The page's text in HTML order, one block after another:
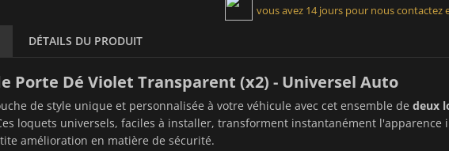
vous avez 14 jours pour nous
DÉTAILS DU PRODUIT
Porte Dé Violet Transparent (x2) - Universel Auto
de style unique et personnalisée à votre véhicule avec cet ensemble de deux
loquets universels, faciles à installer, transforment instantanément
amélioration en matière de sécurité.